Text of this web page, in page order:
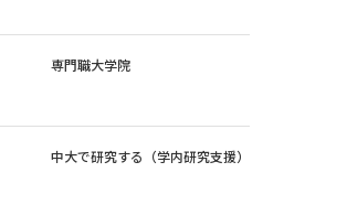
専門職大学院
中大で研究する（学内研究支援）